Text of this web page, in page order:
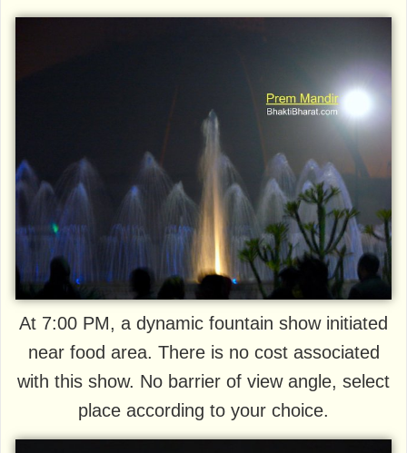
At 7:00 PM, a dynamic fountain show initiated
near food area. There is no cost associated
with this show. No barrier of view angle, select
place according to your choice.